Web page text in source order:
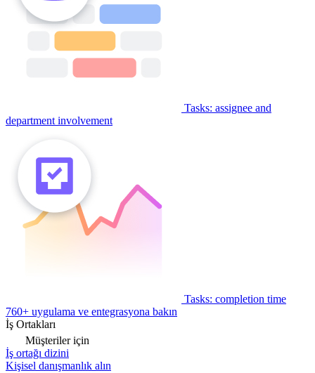
Tasks: assignee and
department involvement
Tasks: completion time
760+ uygulama ve entegrasyona bakın
İş Ortakları
Müşteriler için
İş ortağı dizini
Kişisel danışmanlık alın